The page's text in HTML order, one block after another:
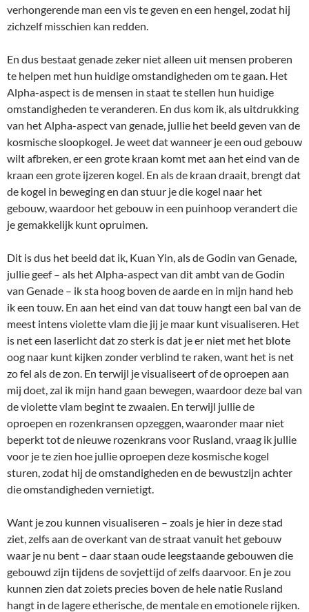
verhongerende man een vis te geven en een hengel, zodat hij
zichzelf misschien kan redden.
En dus bestaat genade zeker niet alleen uit mensen proberen
te helpen met hun huidige omstandigheden om te gaan. Het
Alpha-aspect is de mensen in staat te stellen hun huidige
omstandigheden te veranderen. En dus kom ik, als uitdrukking
van het Alpha-aspect van genade, jullie het beeld geven van de
kosmische sloopkogel. Je weet dat wanneer je een oud gebouw
wilt afbreken, er een grote kraan komt met aan het eind van de
kraan een grote ijzeren kogel. En als de kraan draait, brengt dat
de kogel in beweging en dan stuur je die kogel naar het
gebouw, waardoor het gebouw in een puinhoop verandert die
je gemakkelijk kunt opruimen.
Dit is dus het beeld dat ik, Kuan Yin, als de Godin van Genade,
jullie geef – als het Alpha-aspect van dit ambt van de Godin
van Genade – ik sta hoog boven de aarde en in mijn hand heb
ik een touw. En aan het eind van dat touw hangt een bal van de
meest intens violette vlam die jij je maar kunt visualiseren. Het
is net een laserlicht dat zo sterk is dat je er niet met het blote
oog naar kunt kijken zonder verblind te raken, want het is net
zo fel als de zon. En terwijl je visualiseert of de oproepen aan
mij doet, zal ik mijn hand gaan bewegen, waardoor deze bal van
de violette vlam begint te zwaaien. En terwijl jullie de
oproepen en rozenkransen opzeggen, waaronder maar niet
beperkt tot de nieuwe rozenkrans voor Rusland, vraag ik jullie
voor je te zien hoe jullie oproepen deze kosmische kogel
sturen, zodat hij de omstandigheden en de bewustzijn achter
die omstandigheden vernietigt.
Want je zou kunnen visualiseren – zoals je hier in deze stad
ziet, zelfs aan de overkant van de straat vanuit het gebouw
waar je nu bent – daar staan oude leegstaande gebouwen die
gebouwd zijn tijdens de sovjettijd of zelfs daarvoor. En je zou
kunnen zien dat zoiets precies boven de hele natie Rusland
hangt in de lagere etherische, de mentale en emotionele rijken.